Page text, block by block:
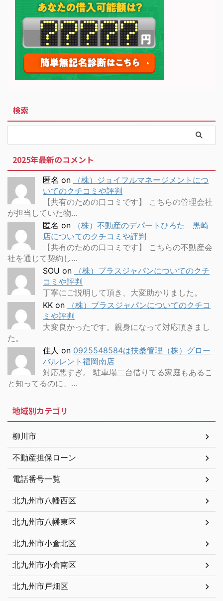
検索
2025年最新のコメント
匿名 on
（株）ジョイフルマネージメントにつ
いてのクチコミや評判
【共有のための口コミです】 こちらの管理会社
が担当していた物…
匿名 on
（株）不動産のデパートひろた 黒崎
店についてのクチコミや評判
【共有のための口コミです】 こちらの不動産会
社を通じて契約し…
SOU on
（株）プラスジャパンについてのクチ
コミや評判
丁寧にご説明して頂き、大変助かりました。
KK on
（株）プラスジャパンについてのクチコ
ミや評判
大変良かったです。親身になって対応頂きまし
た。
住人 on 0925548584は扶桑管理（株）グロー
バルレント福岡南店
対応悪すぎ。 駐車場二台借りてる家庭もあるこ
と知ってるのに、…
地域別カテゴリ
柳川市
不動産担保ローン
電話番号一覧
北九州市八幡西区
北九州市八幡東区
北九州市小倉北区
北九州市小倉南区
北九州市戸畑区